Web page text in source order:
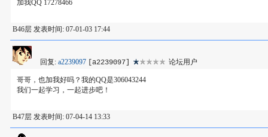
加我QQ 17278466
B46层 发表时间: 07-01-03 17:44
回复: a2239097 [a2239097] 论坛用户
哥哥，也加我好吗？我的QQ是306043244
我们一起学习，一起进步吧！
B47层 发表时间: 07-04-14 13:33